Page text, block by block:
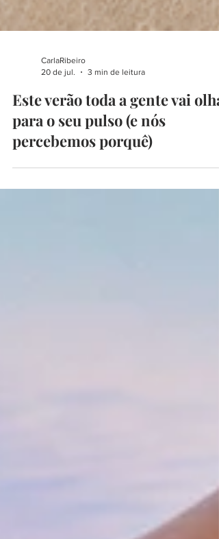
20 de jul.
3 min de leitura
Este verão toda a gente vai
para o seu pulso (e nós
percebemos porquê)